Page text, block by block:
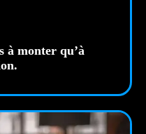
à monter qu’à